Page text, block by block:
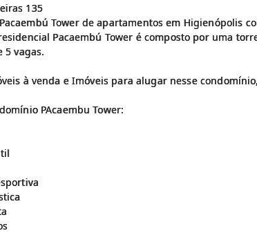
135
Tower de apartamentos em Higienópolis
Pacaembú Tower é composto por uma
5 vagas.
à venda e Imóveis para alugar nesse
PAcaembu Tower: